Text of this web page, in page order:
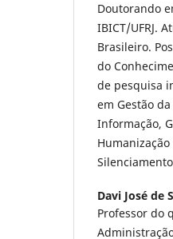
Doutorando
IBICT/UFRJ.
Brasileiro.
do
de pesquisa
em Gestão
Informação,
Davi José de
Professor do